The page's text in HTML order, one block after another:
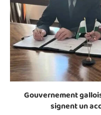
Gouvernement
signent un